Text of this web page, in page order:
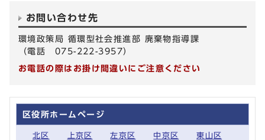
お問い合わせ先
環境政策局 循環型社会推進部 廃棄物指導課
（電話 075-222-3957）
お電話の際はお掛け間違いにご注意ください
区役所ホームページ
北区 上京区 左京区 中京区 東山区